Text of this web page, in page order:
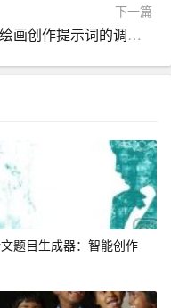
多种模板供求职者选
，求职者可以进一步
。
职者可以预览简历效
Word格式的简历。
历投递到心仪的企业
下一篇
AI绘画创作提示词的调整与优化策略
题目生成器：智能创作